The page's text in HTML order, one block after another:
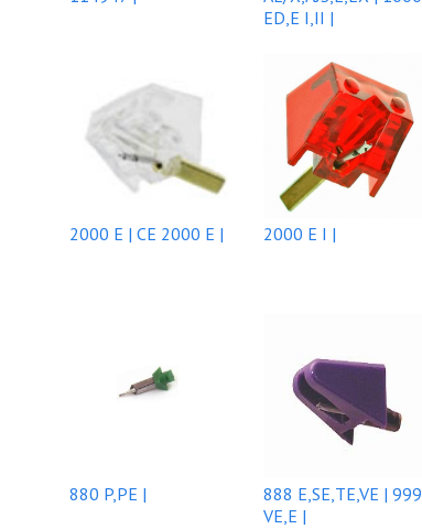
ED,E I,II |
2000 E | CE 2000 E | 2000 E I |
880 P,PE |
888 E,SE,TE,VE | 999
VE,E |